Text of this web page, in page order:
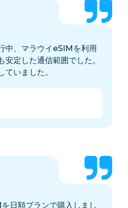
中、マラウイeSIMを利用
安定した通信範囲でした。
いました。
日額プランで購入しまし